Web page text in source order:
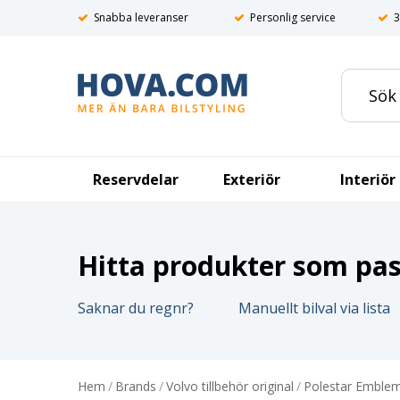
Snabba leveranser Personlig service
Reservdelar Exteriör Interiör
Hitta produkter som
Saknar du regnr? Manuellt bilval via lista
Hem / Brands /Volvo tillbehör original / Polestar